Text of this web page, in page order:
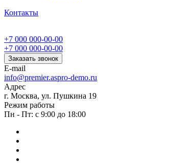
Контакты
+7 000 000-00-00
+7 000 000-00-00
Заказать звонок
E-mail
info@premier.aspro-demo.ru
Адрес
г. Москва, ул. Пушкина 19
Режим работы
Пн - Пт: с 9:00 до 18:00